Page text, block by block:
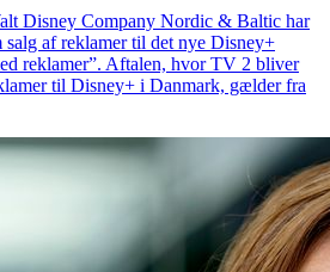
Disney Company Nordic & Baltic har
salg af reklamer til det nye Disney+
reklamer”. Aftalen, hvor TV 2 bliver
til Disney+ i Danmark, gælder fra